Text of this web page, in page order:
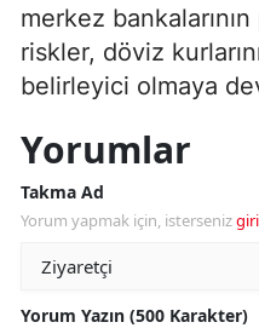
merkez
riskler, döviz
belirleyici olmaya
Yorumlar
Takma Ad
Yorum yapmak için, isterseniz
Yorum Yazın (500 Karakter)